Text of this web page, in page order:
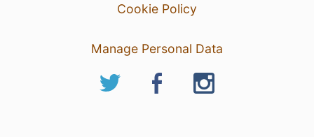
Cookie Policy
Manage Personal Data